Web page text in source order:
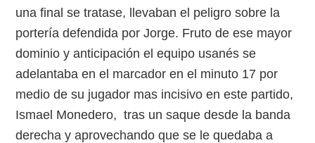
una final se tratase, llevaban el peligro sobre la
portería defendida por Jorge. Fruto de ese mayor
dominio y anticipación el equipo usanés se
adelantaba en el marcador en el minuto 17 por
medio de su jugador mas incisivo en este partido,
Ismael Monedero, tras un saque desde la banda
derecha y aprovechando que se le quedaba a